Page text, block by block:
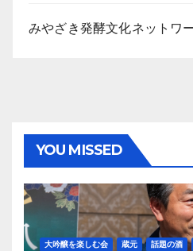
みやざき発酵文化ネットワ
YOU MISSED
大吟醸を楽しむ会 蔵元 話題の酒